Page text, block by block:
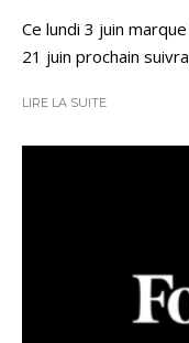
Ce lundi 3 juin
21 juin prochain
LIRE LA SUITE